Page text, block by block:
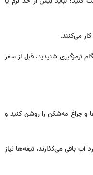
می‌کنند.
ترمزگیری شنیدید، قبل از سفر
چراغ مه‌شکن را روشن کنید و
باقی می‌گذارند، تیغه‌ها نیاز